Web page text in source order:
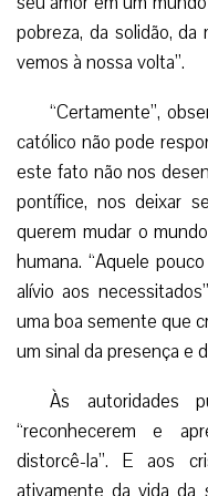
pobreza, da solidão, da
vemos à nossa volta”.
“Certamente”,
católico não pode
este fato não nos
pontífice, nos deixar
querem mudar o
humana. “Aquele
alívio aos
uma boa semente que
um sinal da presença e
Às autoridades
“reconhecerem e
distorcê-la”. E aos
ativamente da vida da